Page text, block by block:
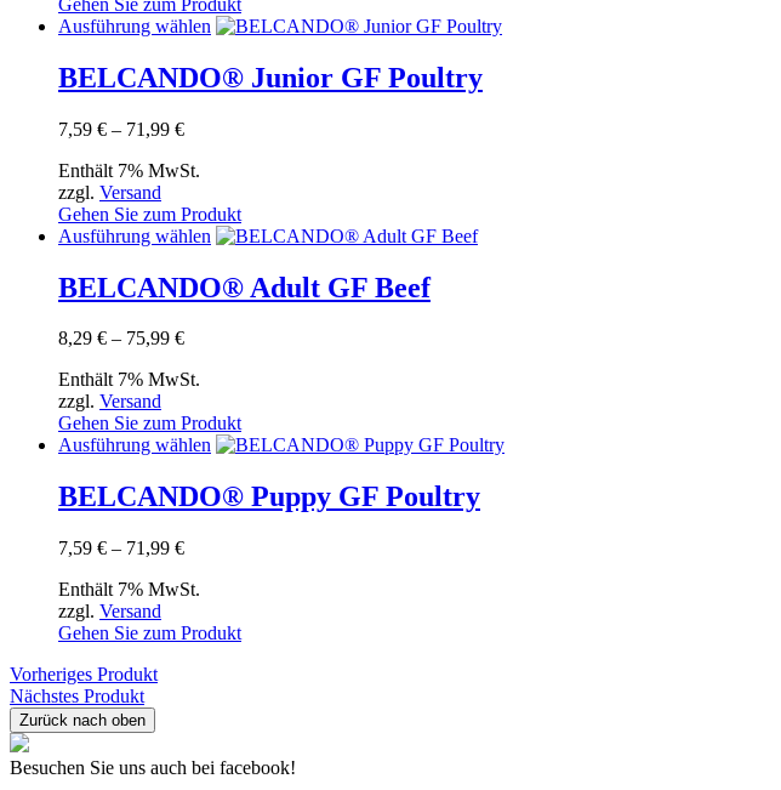
auf
der
gewählt
werden
Ausführung wählen Dieses
weist
mehrere
auf
der
gewählt
werden
BELCANDO® Junior GF Poultry
7,59 € – 71,99 €Preisspanne:
bis
Enthält 7% MwSt.
zzgl. Versand
Gehen Sie zum Produkt
Ausführung wählen Dieses
weist
mehrere
auf
der
gewählt
BELCANDO® Adult GF Beef
8,29 € – 75,99 €Preisspanne:
bis
Enthält 7% MwSt.
zzgl. Versand
Gehen Sie zum Produkt
Ausführung wählen Dieses
weist
mehrere
auf
BELCANDO® Puppy GF Poultry
7,59 € – 71,99 €Preisspanne:
bis
Enthält 7% MwSt.
zzgl. Versand
Gehen Sie zum Produkt
Vorheriges Produkt
Nächstes Produkt
Zurück nach oben
Besuchen Sie uns auch bei facebook!